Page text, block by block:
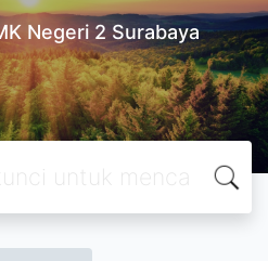
Negeri 2 Surabaya